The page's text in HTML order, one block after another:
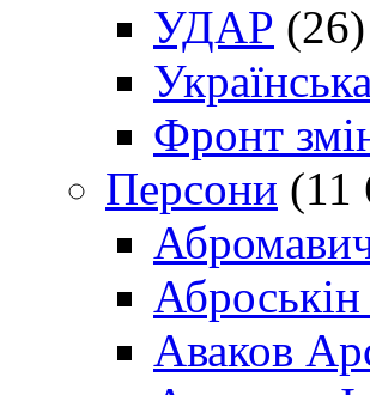
УДАР (26)
Фронт
Персони (11
Аваков